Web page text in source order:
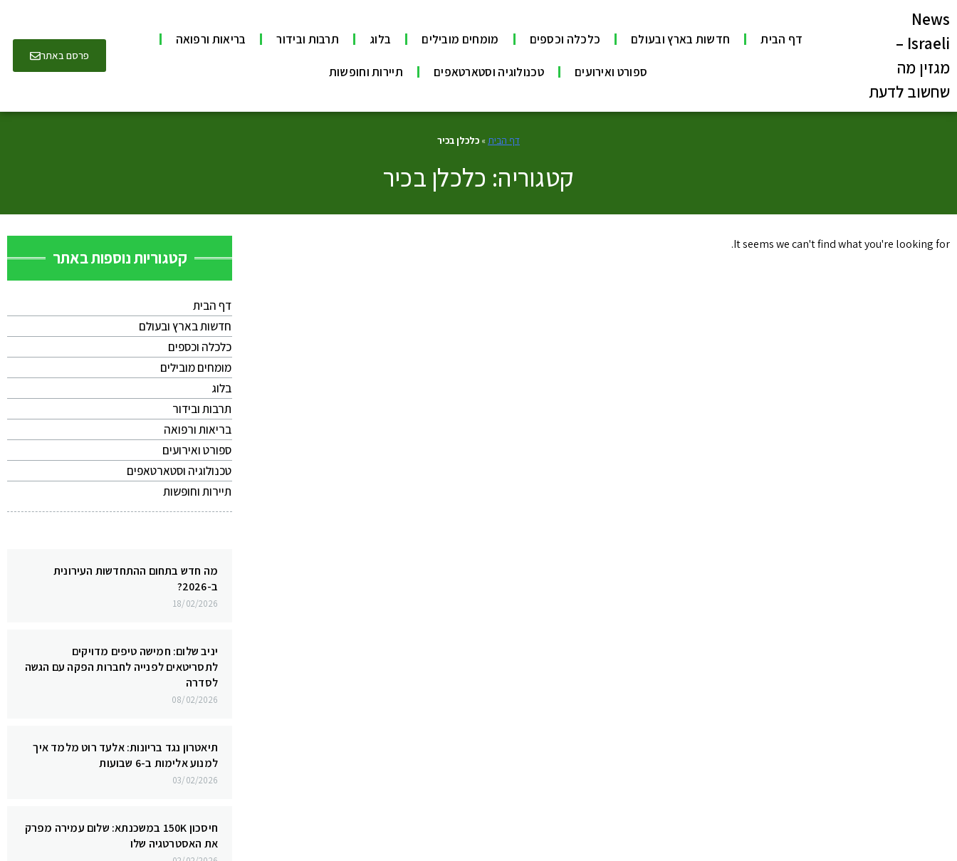
News
Israeli –
מגזין מה
שחשוב לדעת
דף הבית חדשות בארץ ובעולם כלכלה וכספים מומחים מובילים בלוג תרבות ובידור בריאות ורפואה
ספורט ואירועים טכנולוגיה וסטארטאפים תיירות וחופשות
פרסם באתר
דף הבית» כלכלן בכיר
קטגוריה: כלכלן בכיר
It seems we can't find what you're looking for.
קטגוריות נוספות באתר
דף הבית
חדשות בארץ ובעולם
כלכלה וכספים
מומחים מובילים
בלוג
תרבות ובידור
בריאות ורפואה
ספורט ואירועים
טכנולוגיה וסטארטאפים
תיירות וחופשות
מה חדש בתחום ההתחדשות העירונית
ב-2026?
18/02/2026
יניב שלום: חמישה טיפים מדויקים
לתסריטאים לפנייה לחברות הפקה עם הגשה
לסדרה
08/02/2026
תיאטרון נגד בריונות: אלעד רוט מלמד איך
למנוע אלימות ב-6 שבועות
03/02/2026
חיסכון 150K במשכנתא: שלום עמירה מפרק
את האסטרטגיה שלו